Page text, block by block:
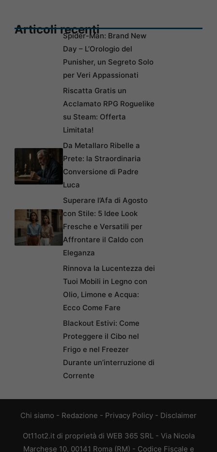
Articoli recentiSpider-Man: Brand New
Day – L’Orologio del
Punisher, un Segreto Solo
per Veri Appassionati
Riscatta Gratis un
Acclamato RPG Roguelike
su Steam: Offerta
Limitata!
Da Metallaro Ribelle a
Prete: la Straordinaria
Conversione di Padre
Luca
Superare l’Afa di Agosto
con Stile: 5 Idee Look
Fresche e Versatili per
Affrontare il Caldo con
Eleganza
Rinnova la Lucentezza dei
Tuoi Mobili in Legno con
Olio, Limone e Acqua:
Ecco Come Fare
Blackout Estivi: Come
Proteggere il Cibo nel
Frigo e nel Freezer
Durante un’interruzione di
Corrente
Chi siamo - Redazione - Privacy Policy - Disclaimer
Ot11ot2.it di proprietà di WEB 365 SRL - Via Nicola
Marchese 10, 00141 Roma (RM) - Codice Fiscale e